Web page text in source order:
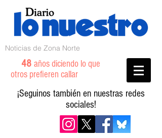
Noticias de Zona Norte
48 años diciendo lo que
otros prefieren callar
¡Seguinos también en nuestras redes
sociales!